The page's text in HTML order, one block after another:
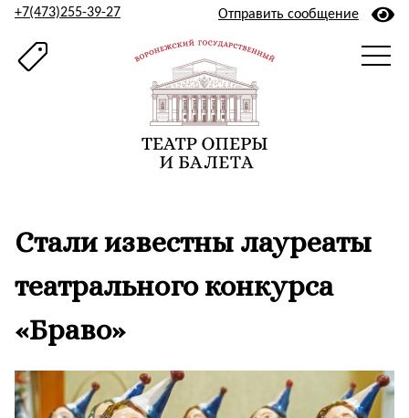
+7(473)255-39-27 Отправить сообщение
Стали известны лауреаты
театрального конкурса
«Браво»